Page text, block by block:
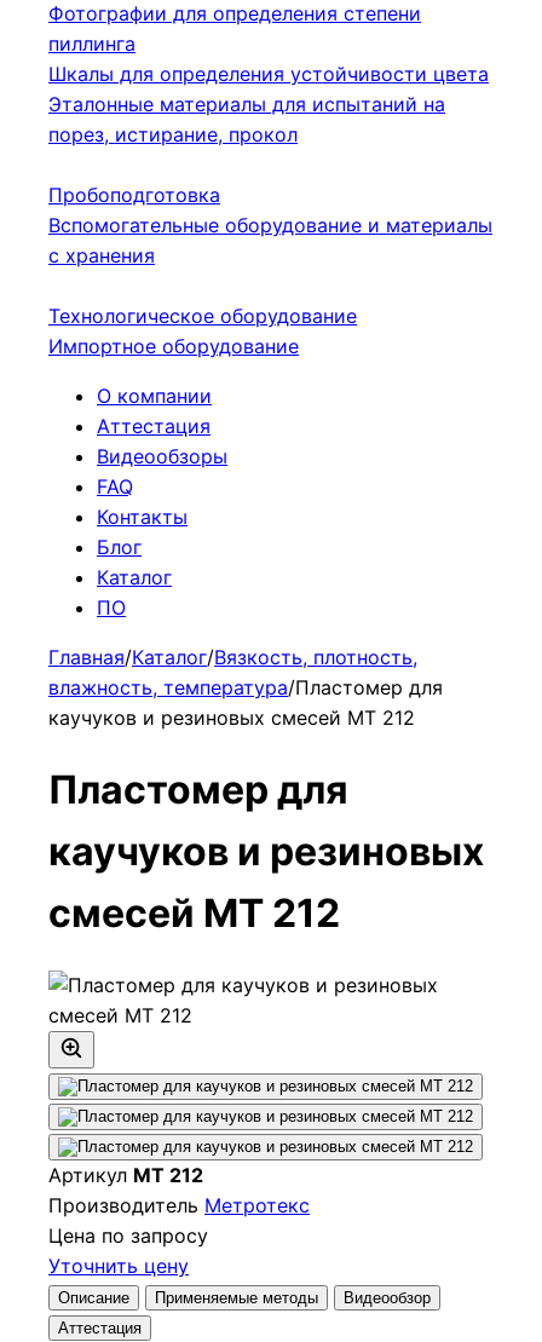
Фотографии для определения степени
пиллинга
Шкалы для определения устойчивости цвета
Эталонные материалы для испытаний на
порез, истирание, прокол
Пробоподготовка
Вспомогательные оборудование и материалы
с хранения
Технологическое оборудование
Импортное оборудование
О компании
Аттестация
Видеообзоры
FAQ
Контакты
Блог
Каталог
ПО
Главная/Каталог/Вязкость, плотность,
влажность, температура/Пластомер для
каучуков и резиновых смесей МТ 212
Пластомер для
каучуков и резиновых
смесей МТ 212
Артикул МТ 212
Производитель Метротекс
Цена по запросу
Уточнить цену
Описание Применяемые методы
Видеообзор
Аттестация